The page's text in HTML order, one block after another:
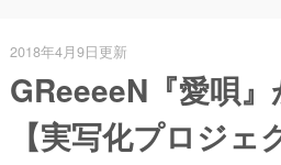
2018年4月9日更新
GReeeeN『愛唄
【実写化プロジェ